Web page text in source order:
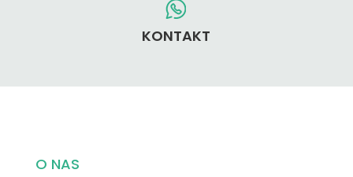
KONTAKT
O NAS